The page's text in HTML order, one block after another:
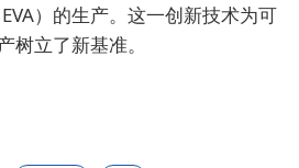
）的生产。这一创新技术为可
树立了新基准。